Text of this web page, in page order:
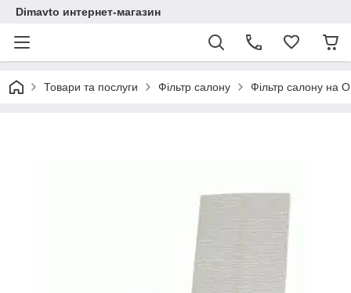
Dimavto интернет-магазин
Товари та послуги Фільтр салону Фільтр салону на